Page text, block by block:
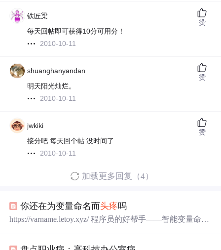
铁匠梁
每天回帖即可获得10分可用分！
2010-10-11
赞
shuanghanyandan
明天阳光灿烂。
2010-10-11
赞
jwkiki
接分吧 每天回个帖 没时间了
2010-10-11
赞
加载更多回复（4）
你还在为变量命名而头疼吗
https://varname.letoy.xyz/ 程序员的好帮手——智能变量命名